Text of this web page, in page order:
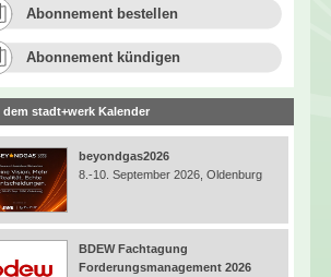
Abonnement bestellen
Abonnement kündigen
dem stadt+werk Kalender
beyondgas2026
8.-10. September 2026, Oldenburg
BDEW Fachtagung
Forderungsmanagement 2026